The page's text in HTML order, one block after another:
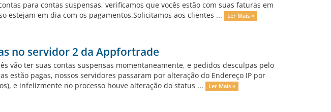
para contas suspensas, verificamos que vocês estão com suas faturas em
estejam em dia com os pagamentos.Solicitamos aos clientes ...
Ler Mais »
no servidor 2 da Appfortrade
vão ter suas contas suspensas momentaneamente, e pedidos desculpas pelo
estão pagas, nossos servidores passaram por alteração do Endereço IP por
e infelizmente no processo houve alteração do status ...
Ler Mais »